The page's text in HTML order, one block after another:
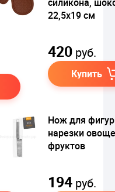
22,5х19 см
420 руб.
Купить
Нож для
нарезки
фруктов
194 руб.